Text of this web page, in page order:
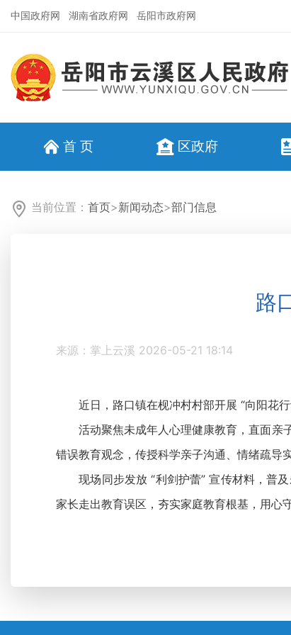
中国政府网 湖南省政府网 岳阳市政府网
首 页 区政府
当前位置： 首页>新闻动态>部门信息
路
来源：掌上云溪 2026-05-21 18:14
近日，路口镇在枧冲村村部开展 “向阳花行
活动聚焦未成年人心理健康教育，直面亲子
错误教育观念，传授科学亲子沟通、情绪疏导
现场同步发放 “利剑护蕾” 宣传材料，普及
家长走出教育误区，夯实家庭教育根基，用心